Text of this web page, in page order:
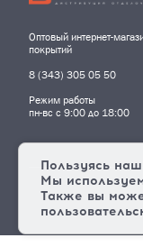
Оптовый интернет-
покрытий
8 (343) 305 05 50
Режим работы
пн-вс с 9:00 до 18:00
Пользуясь
Мы
Также вы